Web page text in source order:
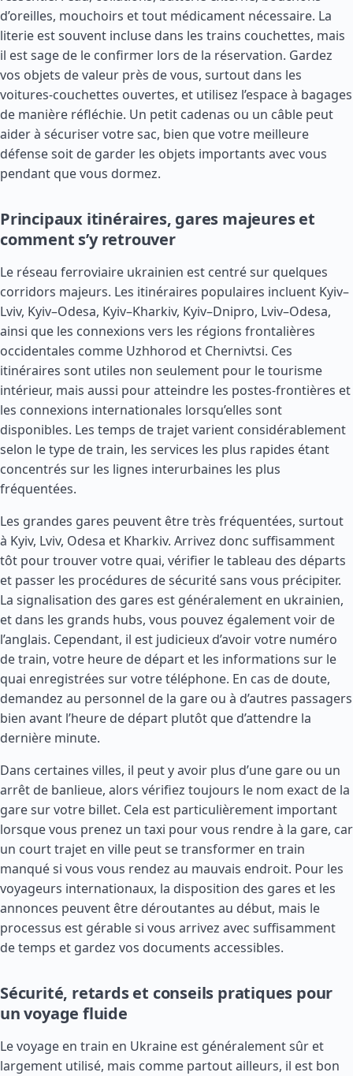
d’oreilles, mouchoirs et tout médicament nécessaire. La
literie est souvent incluse dans les trains couchettes, mais
il est sage de le confirmer lors de la réservation. Gardez
vos objets de valeur près de vous, surtout dans les
voitures-couchettes ouvertes, et utilisez l’espace à bagages
de manière réfléchie. Un petit cadenas ou un câble peut
aider à sécuriser votre sac, bien que votre meilleure
défense soit de garder les objets importants avec vous
pendant que vous dormez.
Principaux itinéraires, gares majeures et
comment s’y retrouver
Le réseau ferroviaire ukrainien est centré sur quelques
corridors majeurs. Les itinéraires populaires incluent Kyiv–
Lviv, Kyiv–Odesa, Kyiv–Kharkiv, Kyiv–Dnipro, Lviv–Odesa,
ainsi que les connexions vers les régions frontalières
occidentales comme Uzhhorod et Chernivtsi. Ces
itinéraires sont utiles non seulement pour le tourisme
intérieur, mais aussi pour atteindre les postes-frontières et
les connexions internationales lorsqu’elles sont
disponibles. Les temps de trajet varient considérablement
selon le type de train, les services les plus rapides étant
concentrés sur les lignes interurbaines les plus
fréquentées.
Les grandes gares peuvent être très fréquentées, surtout
à Kyiv, Lviv, Odesa et Kharkiv. Arrivez donc suffisamment
tôt pour trouver votre quai, vérifier le tableau des départs
et passer les procédures de sécurité sans vous précipiter.
La signalisation des gares est généralement en ukrainien,
et dans les grands hubs, vous pouvez également voir de
l’anglais. Cependant, il est judicieux d’avoir votre numéro
de train, votre heure de départ et les informations sur le
quai enregistrées sur votre téléphone. En cas de doute,
demandez au personnel de la gare ou à d’autres passagers
bien avant l’heure de départ plutôt que d’attendre la
dernière minute.
Dans certaines villes, il peut y avoir plus d’une gare ou un
arrêt de banlieue, alors vérifiez toujours le nom exact de la
gare sur votre billet. Cela est particulièrement important
lorsque vous prenez un taxi pour vous rendre à la gare, car
un court trajet en ville peut se transformer en train
manqué si vous vous rendez au mauvais endroit. Pour les
voyageurs internationaux, la disposition des gares et les
annonces peuvent être déroutantes au début, mais le
processus est gérable si vous arrivez avec suffisamment
de temps et gardez vos documents accessibles.
Sécurité, retards et conseils pratiques pour
un voyage fluide
Le voyage en train en Ukraine est généralement sûr et
largement utilisé, mais comme partout ailleurs, il est bon